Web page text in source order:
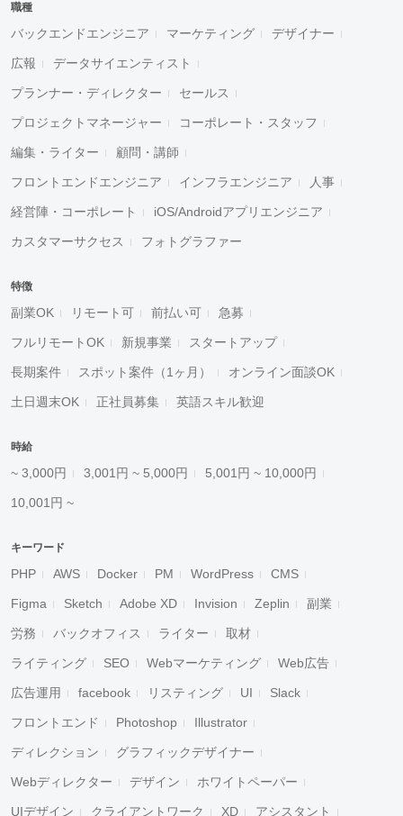
職種
バックエンドエンジニア マーケティング デザイナー
広報 データサイエンティスト
プランナー・ディレクター セールス
プロジェクトマネージャー コーポレート・スタッフ
編集・ライター 顧問・講師
フロントエンドエンジニア インフラエンジニア 人事
経営陣・コーポレート iOS/Androidアプリエンジニア
カスタマーサクセス フォトグラファー
特徴
副業OK リモート可 前払い可 急募
フルリモートOK 新規事業 スタートアップ
長期案件 スポット案件（1ヶ月） オンライン面談OK
土日週末OK 正社員募集 英語スキル歓迎
時給
~ 3,000円 3,001円 ~ 5,000円 5,001円 ~ 10,000円
10,001円 ~
キーワード
PHP AWS Docker PM WordPress CMS
Figma Sketch Adobe XD Invision Zeplin 副業
労務 バックオフィス ライター 取材
ライティング SEO Webマーケティング Web広告
広告運用 facebook リスティング UI Slack
フロントエンド Photoshop Illustrator
ディレクション グラフィックデザイナー
Webディレクター デザイン ホワイトペーパー
UIデザイン クライアントワーク XD アシスタント